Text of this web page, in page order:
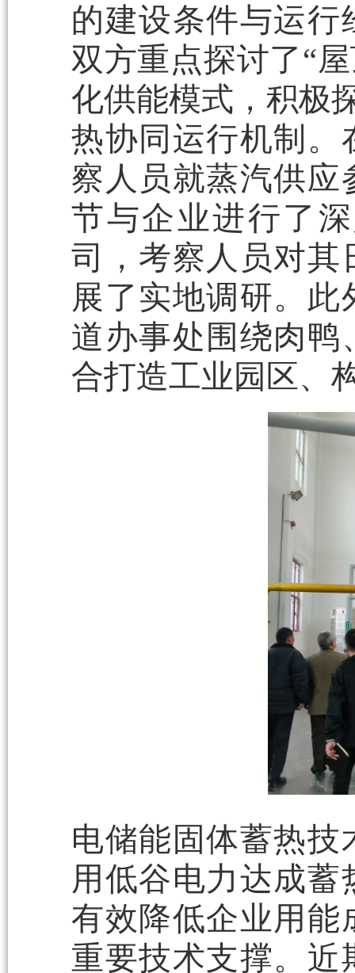
的建设条件与运
双方重点探讨了“
化供能模式，积极
热协同运行机制。
察人员就蒸汽供应
节与企业进行了
司，考察人员对其
展了实地调研。
道办事处围绕肉鸭
合打造工业园区、
电储能固体蓄热
用低谷电力达成
有效降低企业用能
重要技术支撑。近